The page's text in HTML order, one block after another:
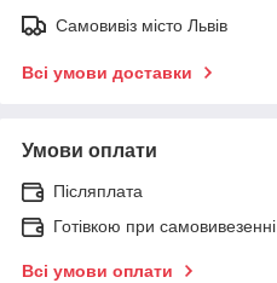
Самовивіз місто Львів
Всі умови доставки
Умови оплати
Післяплата
Готівкою при самовивезенні
Всі умови оплати